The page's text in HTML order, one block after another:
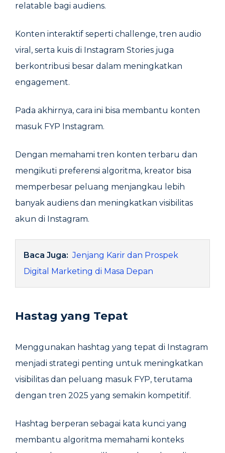
relatable bagi audiens.
Konten interaktif seperti challenge, tren audio
viral, serta kuis di Instagram Stories juga
berkontribusi besar dalam meningkatkan
engagement.
Pada akhirnya, cara ini bisa membantu konten
masuk FYP Instagram.
Dengan memahami tren konten terbaru dan
mengikuti preferensi algoritma, kreator bisa
memperbesar peluang menjangkau lebih
banyak audiens dan meningkatkan visibilitas
akun di Instagram.
Baca Juga: Jenjang Karir dan Prospek
Digital Marketing di Masa Depan
Hastag yang Tepat
Menggunakan hashtag yang tepat di Instagram
menjadi strategi penting untuk meningkatkan
visibilitas dan peluang masuk FYP, terutama
dengan tren 2025 yang semakin kompetitif.
Hashtag berperan sebagai kata kunci yang
membantu algoritma memahami konteks